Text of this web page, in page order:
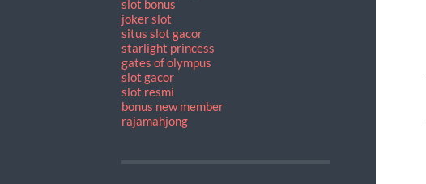
slot bonus
joker slot
situs slot gacor
starlight princess
gates of olympus
slot gacor
slot resmi
bonus new member
rajamahjong